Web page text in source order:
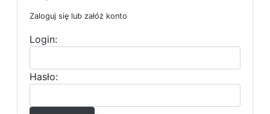
Zaloguj się lub załóż konto
Login:
Hasło: